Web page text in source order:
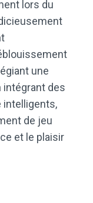
lors du
une
intégrant des
intelligents,
de jeu
et le plaisir